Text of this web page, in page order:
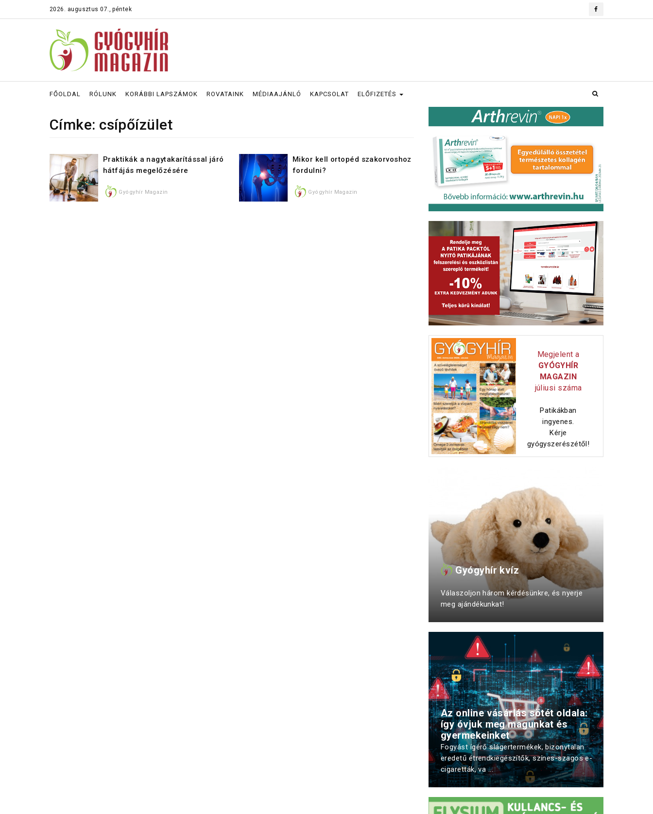
2026. augusztus 07., péntek
FŐOLDAL RÓLUNK KORÁBBI LAPSZÁMOK ROVATAINK MÉDIAAJÁNLÓ KAPCSOLAT ELŐFIZETÉS
Címke: csípőízület
Praktikák a nagytakarítással járó
hátfájás megelőzésére
Gyógyhír Magazin
Mikor kell ortopéd szakorvoshoz
fordulni?
Gyógyhír Magazin
Megjelent a
GYÓGYHÍR
MAGAZIN
júliusi száma
Patikákban
ingyenes.
Kérje
gyógyszerészétől!
Gyógyhír kvíz
Válaszoljon három kérdésünkre, és nyerje
meg ajándékunkat!
Az online vásárlás sötét oldala:
így óvjuk meg magunkat és
gyermekeinket
Fogyást ígérő slágertermékek, bizonytalan
eredetű étrendkiegészítők, színes-szagos e-
cigaretták, va ...